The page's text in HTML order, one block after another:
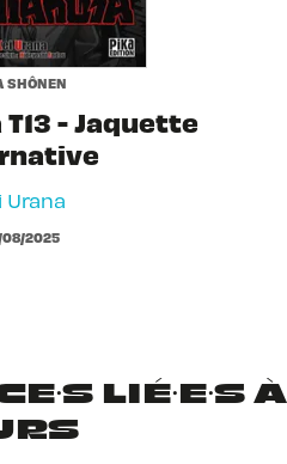
SHÔNEN
- Jaquette
Urana
2025
LIÉ·E·S À